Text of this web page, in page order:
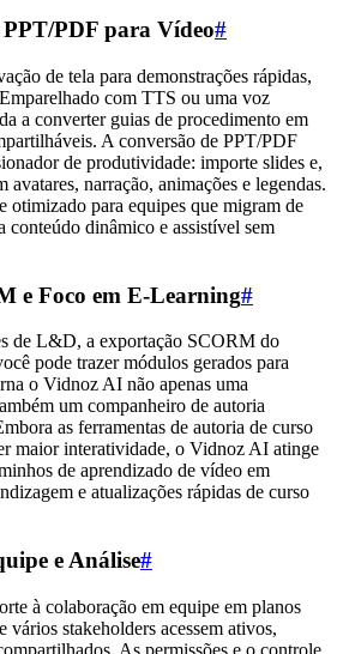
PPT/PDF para Vídeo#
de tela para demonstrações rápidas,
com TTS ou uma voz
a converter guias de procedimento em
A conversão de PPT/PDF
de produtividade: importe slides e,
avatares, narração, animações e legendas.
otimizado para equipes que migram de
conteúdo dinâmico e assistível sem
e Foco em E-Learning#
de L&D, a exportação SCORM do
pode trazer módulos gerados para
o Vidnoz AI não apenas uma
um companheiro de autoria
as ferramentas de autoria de curso
maior interatividade, o Vidnoz AI atinge
de aprendizado de vídeo em
e atualizações rápidas de curso
e Análise#
à colaboração em equipe em planos
vários stakeholders acessem ativos,
As permissões e o controle